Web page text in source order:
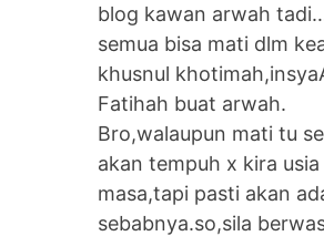
blog kawan arwah
semua bisa mati dlm
khusnul
Fatihah buat arwah.
Bro,walaupun mati tu
akan tempuh x kira usia
masa,tapi pasti akan
sebabnya.so,sila